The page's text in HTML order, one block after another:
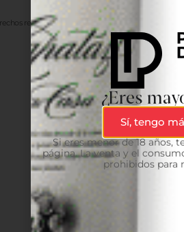
reservados. DesarrolladoAdvanze
¿Eres
Sí, tengo
Si eres menor de 18 años,
página. La venta y el
prohibidos para